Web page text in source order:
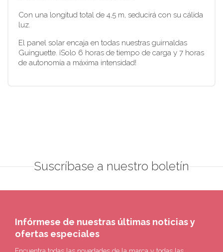
Con una longitud total de 4,5 m, seducirá con su cálida
luz.
El panel solar encaja en todas nuestras guirnaldas
Guinguette. ¡Solo 6 horas de tiempo de carga y 7 horas
de autonomía a máxima intensidad!
Suscríbase a nuestro boletín
Infórmese de nuestras últimas noticias y
ofertas especiales